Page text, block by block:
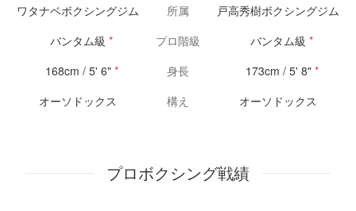
ワタナベボクシングジム 所属
戸高秀樹ボクシングジム
バンタム級 * プロ階級 バンタム級 *
168cm / 5' 6" * 身長 173cm / 5' 8" *
オーソドックス
構え オーソドックス
プロボクシング戦績